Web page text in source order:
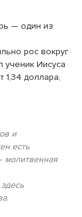
— один из
рос вокруг
ученик Иисуса
1,34 доллара,
и
есть
молитвенная